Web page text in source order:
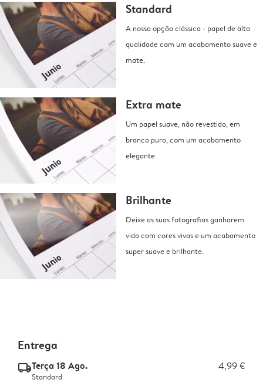
Standard
A nossa opção clássica - papel de alta
qualidade com um acabamento suave e
mate.
Extra mate
Um papel suave, não revestido, em
branco puro, com um acabamento
elegante.
Brilhante
Deixe as suas fotografias ganharem
vida com cores vivas e um acabamento
super suave e brilhante.
Entrega
delivery_standard_v2Terça 18 Ago. 4,99 €
Standard